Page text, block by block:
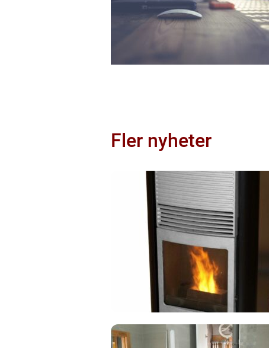
Fler nyheter